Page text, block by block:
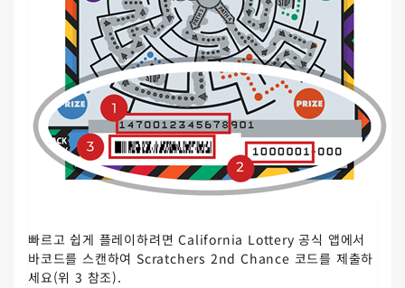
빠르고 쉽게 플레이하려면 California Lottery 공식 앱에서
바코드를 스캔하여 Scratchers 2nd Chance 코드를 제출하
세요(위 3 참조).